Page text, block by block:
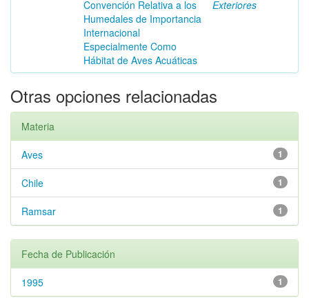
Convención Relativa a los
Humedales de Importancia
Internacional
Especialmente Como
Hábitat de Aves Acuáticas
Exteriores
Otras opciones relacionadas
Materia
1
Aves
1
Chile
1
Ramsar
Fecha de Publicación
1
1995